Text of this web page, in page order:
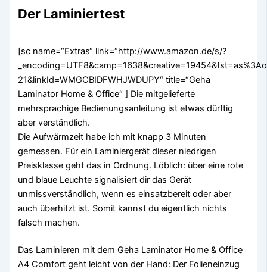
Der Laminiertest
[sc name=“Extras“ link=“http://www.amazon.de/s/?
21&linkId=WMGCBIDFWHJWDUPY“ title=“Geha
Laminator Home & Office“ ] Die mitgelieferte
mehrsprachige Bedienungsanleitung ist etwas dürftig
aber verständlich.
Die Aufwärmzeit habe ich mit knapp 3 Minuten
gemessen. Für ein Laminiergerät dieser niedrigen
Preisklasse geht das in Ordnung. Löblich: über eine rote
und blaue Leuchte signalisiert dir das Gerät
unmissverständlich, wenn es einsatzbereit oder aber
auch überhitzt ist. Somit kannst du eigentlich nichts
falsch machen.
Das Laminieren mit dem Geha Laminator Home & Office
A4 Comfort geht leicht von der Hand: Der Folieneinzug